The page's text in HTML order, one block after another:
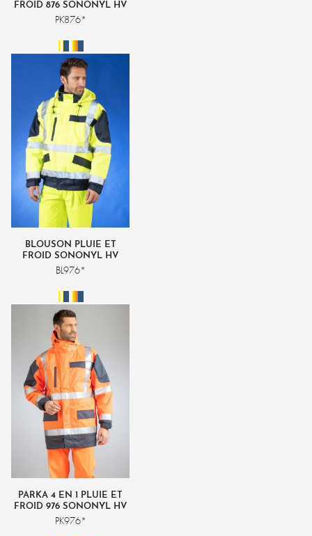
FROID 876 SONONYL HV
PK876*
BLOUSON PLUIE ET
FROID SONONYL HV
BL976*
PARKA 4 EN 1 PLUIE ET
FROID 976 SONONYL HV
PK976*